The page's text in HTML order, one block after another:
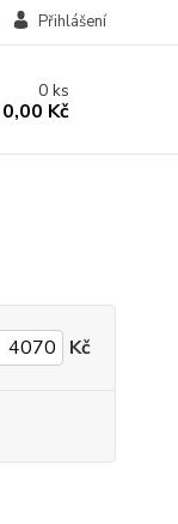
Přihlášení
0ks
0,00 Kč
Kč